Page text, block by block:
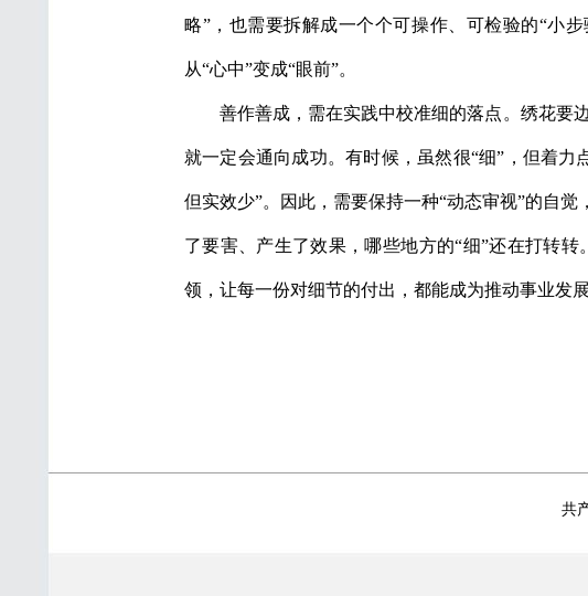
略”，也需要拆解成一个个可操作、可检验的“小
从“心中”变成“眼前”。
善作善成，需在实践中校准细的落点。绣花要
就一定会通向成功。有时候，虽然很“细”，但着力
但实效少”。因此，需要保持一种“动态审视”的自
了要害、产生了效果，哪些地方的“细”还在打转
领，让每一份对细节的付出，都能成为推动事业发展
共